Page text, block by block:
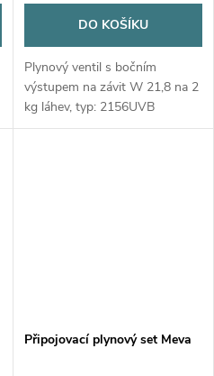
DO KOŠÍKU
Plynový ventil s bočním
výstupem na závit W 21,8 na 2
kg láhev, typ: 2156UVB
Jednocestný ventil s výstupem
Připojovací plynový set Meva